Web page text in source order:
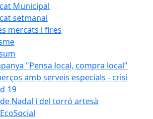
Municipal
setmanal
mercats i fires
"Pensa local, compra local"
amb serveis especials - crisi
19
Nadal i del torró artesà